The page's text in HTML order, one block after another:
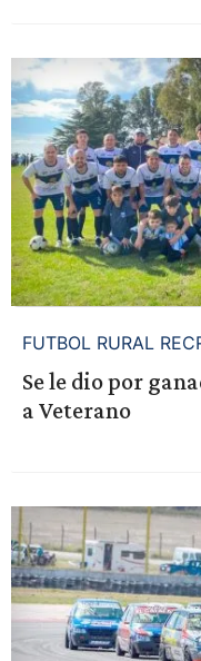
FUTBOL RURAL
Se le dio por
a Veterano